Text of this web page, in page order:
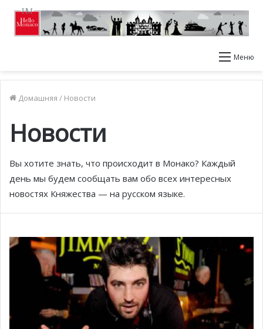
Меню
Домашняя / Новости
Новости
Вы хотите знать, что происходит в Монако? Каждый
день мы будем сообщать вам обо всех интересных
новостях Княжества — на русском языке.